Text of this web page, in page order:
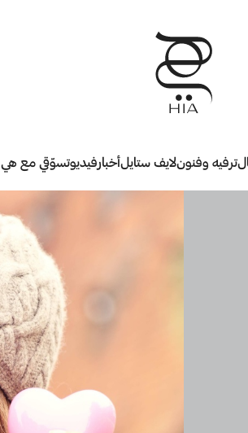
ترفيه وفنونلايف ستايلأخبارفيديوتسوّقي مع هي